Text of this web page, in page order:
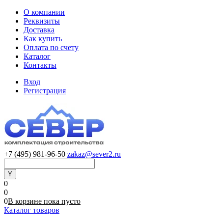
О компании
Реквизиты
Доставка
Как купить
Оплата по счету
Каталог
Контакты
Вход
Регистрация
+7 (495) 981-96-50 zakaz@sever2.ru
0
0
0В корзине пока пусто
Каталог товаров